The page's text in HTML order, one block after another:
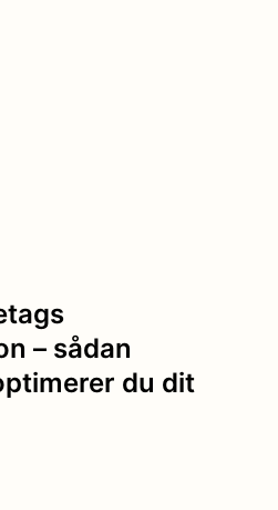
– sådan
du dit